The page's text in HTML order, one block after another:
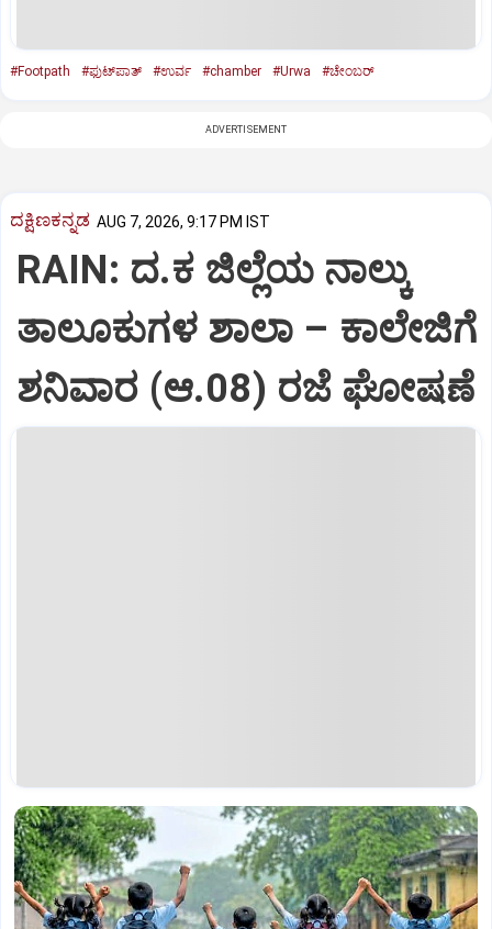
#Footpath #ಫ‌ುಟ್‌ಪಾತ್‌ #ಉರ್ವ #chamber #Urwa #ಚೇಂಬರ್‌
ADVERTISEMENT
ದಕ್ಷಿಣಕನ್ನಡ AUG 7, 2026, 9:17 PM IST
RAIN: ದ.ಕ ಜಿಲ್ಲೆಯ ನಾಲ್ಕು
ತಾಲೂಕುಗಳ ಶಾಲಾ – ಕಾಲೇಜಿಗೆ
ಶನಿವಾರ (ಆ.08) ರಜೆ ಘೋಷಣೆ